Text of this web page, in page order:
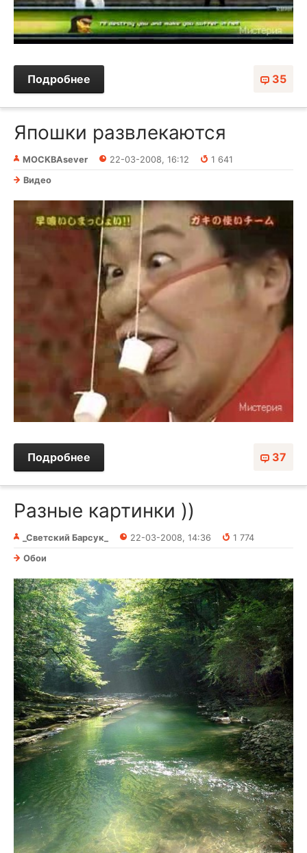
35
Подробнее
Япошки развлекаются
MOCKBAsever 22-03-2008, 16:12
1 641
Видео
37
Подробнее
Разные картинки ))
_Светский Барсук_ 22-03-2008, 14:36
1 774
Обои